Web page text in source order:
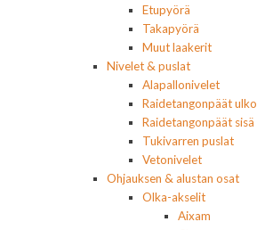
Etupyörä
Takapyörä
Muut laakerit
Nivelet & puslat
Alapallonivelet
Raidetangonpäät ulko
Raidetangonpäät sisä
Tukivarren puslat
Vetonivelet
Ohjauksen & alustan osat
Olka-akselit
Aixam